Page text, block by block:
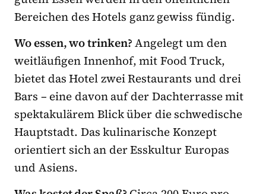
Bereichen des Hotels ganz gewiss fündig.
Wo essen, wo trinken?Angelegt um den
weitläufigen Innenhof, mit Food Truck,
bietet das Hotel zwei Restaurants und drei
Bars – eine davon auf der Dachterrasse mit
spektakulärem Blick über die schwedische
Hauptstadt. Das kulinarische Konzept
orientiert sich an der Esskultur Europas
und Asiens.